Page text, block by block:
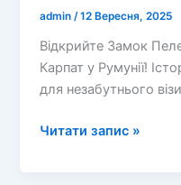
admin/12 Вересня, 2025
Відкрийте Замок
Карпат у Румунії!
для незабутнього
Королівська
Читати запис »